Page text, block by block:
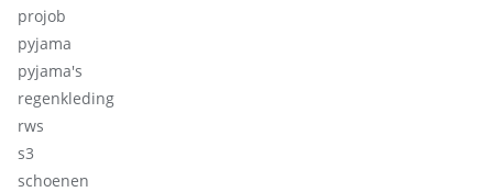
projob
pyjama
pyjama's
regenkleding
rws
s3
schoenen